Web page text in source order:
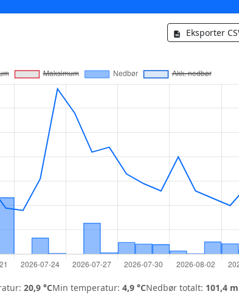
Eksporter
20,9 °CMin temperatur: 4,9 °CNedbør totalt: 101,4